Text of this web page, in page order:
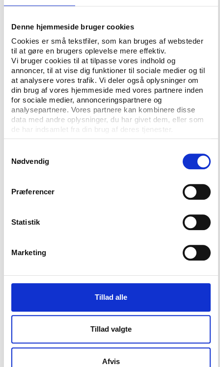
Denne hjemmeside bruger cookies
Cookies er små tekstfiler, som kan bruges af websteder
til at gøre en brugers oplevelse mere effektiv.
Vi bruger cookies til at tilpasse vores indhold og
annoncer, til at vise dig funktioner til sociale medier og til
at analysere vores trafik. Vi deler også oplysninger om
din brug af vores hjemmeside med vores partnere inden
for sociale medier, annonceringspartnere og
analysepartnere. Vores partnere kan kombinere disse
data med andre oplysninger, du har givet dem, eller som
de har indsamlet fra din brug af deres tjenester.
Nødvendig
Præferencer
Statistik
Marketing
Tillad alle
Tillad valgte
Afvis
han.
Var afbalanceret politisk
Ifølge Christian Lentz, ansvarlig for Skolevalg 2015,
er mærkesagerne udformet på baggrund af
erfaringer fra Folketingets Ungdomsparlament og
videreudviklet i samarbejde med bl.a. fagkonsulenter
i samfundsfag, Danske Skoleelever og Dansk
Ungdoms Fællesråd. Alle de politiske
ungdomspartier er blevet hørt flere gange og har
haft mulighed for at komme med forslag til
”Mærkesagerne er udvalgt under hensyn til balance i
fordelingen mellem økonomi- og værdipolitik og
fordeling mellem virkelighedsnære og mere etiske
I DSU og SFU håber man, at der bliver åbnet for
mærkesagerne som afsæt til at fortælle om det
liberale grundlag.
noget behov for ændringer. Men hvis venstrefløjen
gerne vil ændre processen, så gerne for min skyld –
de får røvfuld alligevel,” mener Jens Husted.